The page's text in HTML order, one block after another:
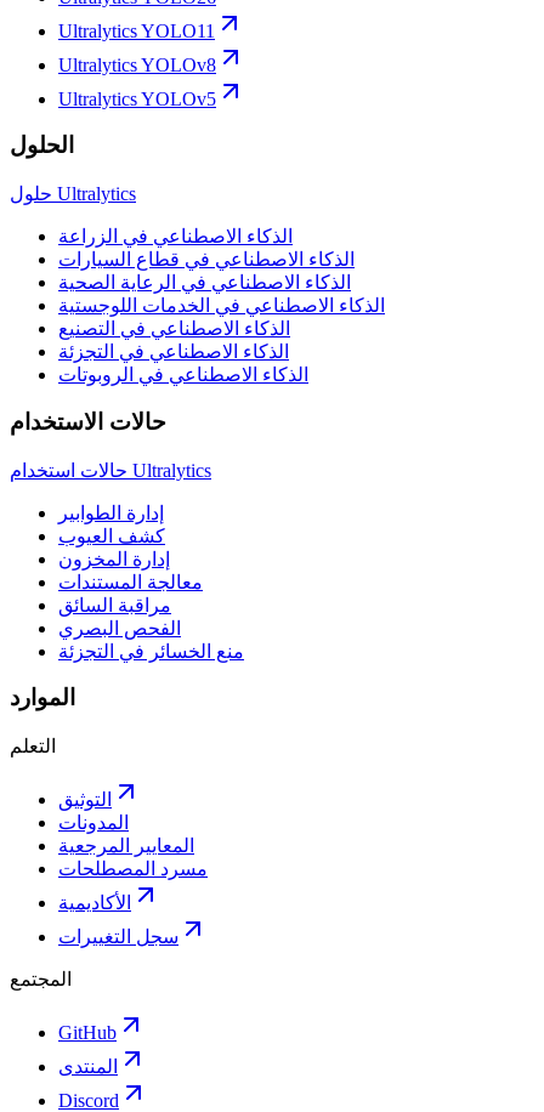
Ultralytics YOLO11
Ultralytics YOLOv8
Ultralytics YOLOv5
الحلول
حلول Ultralytics
الذكاء الاصطناعي في الزراعة
الذكاء الاصطناعي في قطاع السيارات
الذكاء الاصطناعي في الرعاية الصحية
الذكاء الاصطناعي في الخدمات اللوجستية
الذكاء الاصطناعي في التصنيع
الذكاء الاصطناعي في التجزئة
الذكاء الاصطناعي في الروبوتات
حالات الاستخدام
حالات استخدام Ultralytics
إدارة الطوابير
كشف العيوب
إدارة المخزون
معالجة المستندات
مراقبة السائق
الفحص البصري
منع الخسائر في التجزئة
الموارد
التعلم
التوثيق
المدونات
المعايير المرجعية
مسرد المصطلحات
الأكاديمية
سجل التغييرات
المجتمع
GitHub
المنتدى
Discord